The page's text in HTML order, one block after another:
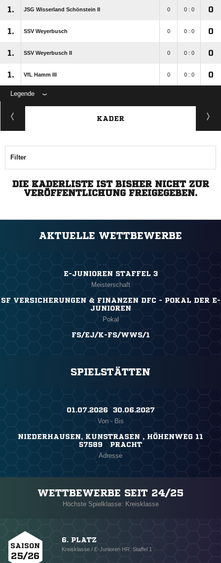
1. JSG Wisserland Schönstein II 0 0 : 0 0
1. SSV Weyerbusch 0 0 : 0 0
1. SSV Weyerbusch II 0 0 : 0 0
1. VfL Hamm III 0 0 : 0 0
Legende
KADER
Filter
DIE KADERLISTE IST BISHER NICHT ZUR
VERÖFFENTLICHUNG FREIGEGEBEN.
AKTUELLE WETTBEWERBE
E-JUNIOREN STAFFEL 3
Meisterschaft
SF VERSICHERUNGEN & FINANZEN DFC - POKAL DER E-
JUNIOREN
Pokal
FS/EJ/K-FS/WWS/1
SPIELSTÄTTEN
01.07.2026 ​ 30.06.2027
Von - Bis
NIEDERHAUSEN, KUNSTRASEN , HÖHENWEG 11
57589 PRACHT
Adresse
WETTBEWERBE SEIT 24/25
Höchste Spielklasse: Kreisklasse
SAISON
25/26
6. PLATZ
Kreisklasse / E-Junioren HR. Staffel 1